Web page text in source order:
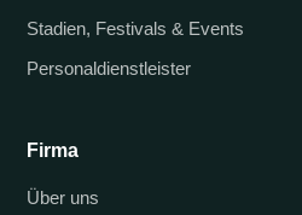
Stadien, Festivals & Events
Personaldienstleister
Firma
Über uns